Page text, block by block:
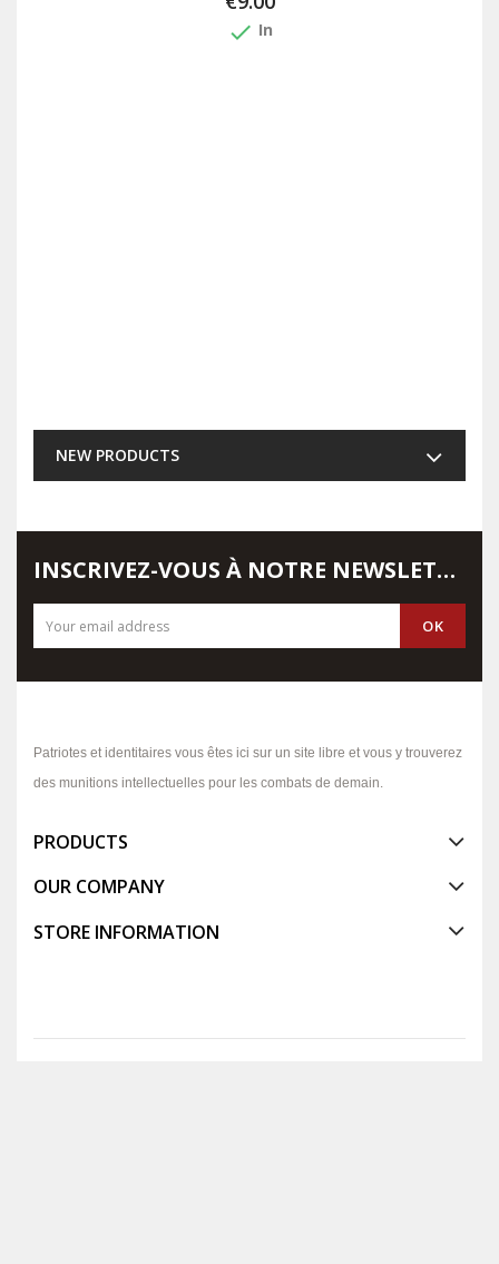
done In
NEW PRODUCTS
INSCRIVEZ-VOUS À NOTRE NEWSLETTER
Patriotes et identitaires vous êtes ici sur un site libre et vous y trouverez
des munitions intellectuelles pour les combats de demain.
PRODUCTS
OUR COMPANY
STORE INFORMATION